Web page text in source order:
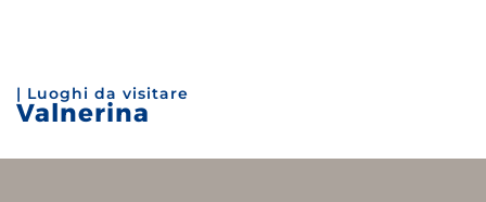
| Luoghi da visitare
Valnerina